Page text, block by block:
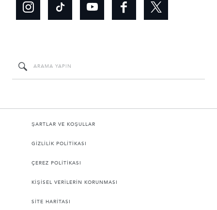
ŞARTLAR VE KOŞULLAR
GİZLİLİK POLİTİKASI
ÇEREZ POLİTİKASI
KİŞİSEL VERİLERİN KORUNMASI
SİTE HARİTASI